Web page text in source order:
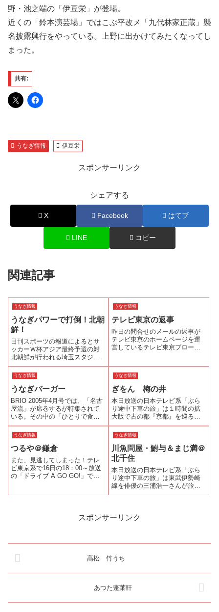
野・池之端の「伊豆栄」が登場。
近くの「鈴本演芸場」ではこぶ平改メ「九代林家正蔵」襲
名披露興行をやっている。上野に出かけてみたくなってし
まった。
共有:
うなぎ情報 伊豆栄
スポンサーリンク
シェアする
X Facebook はてブ
LINE コピー
関連記事
うなぎ情報
うなぎパワーで打倒！北朝
鮮！
日刊スポーツの報道によるとサ
ッカーＷ杯アジア最終予選の対
北朝鮮が行われる埼玉スタジア
ムの地元浦和近郊は、江戸時代
からうなぎが名物として知られ
ている。 「浦和のうなぎを育
てる会」では試合当日にうなぎ
を日本代表と日本協会へ差し入
れることを決定し...
うなぎ情報
テレビ東京の返事
昨日の問合せのメールの返事が
テレビ東京のホームページを運
営しているテレビ東京ブロード
話は053-522-0063だそうです。
「いい旅・夢気分」のHPも修正
され...
うなぎ情報
うなぎバーガー
BRIO 2005年4月号では、「名古
屋流」が席巻するが特集されて
いる。その中の「ひとりで食べ
る名古屋」では”うなぎバーガ
ー”が紹介されていた。
うなぎ情報
ぎをん 梅の井
本日放送の日本テレビ系「ぶら
り途中下車の旅」は１時間の拡
大版で古の都『京都』を巡る旅
でした。旅の最後を締めくくる
お店と選ばれたのが「ぎをん
梅の井」です。初代の方が、鰻
なら東京だと東京で修行したの
で背開きで白焼きにして蒸しを
入れる関東風の蒲...
うなぎ情報
つるや＠鎌倉
また、見逃してしまった！テレ
ビ東京系で16日の18：00～放送
の「ドライブ A GO GO!」では
い。ご覧になった方、コメント
うなぎ情報
川魚問屋・鮒与＆まじ満＠
北千住
本日放送の日本テレビ系「ぶら
り途中下車の旅」は東武伊勢崎
線を俳優の三浦浩一さんが旅を
しました。北千住での途中下車
そこで紹介してもらった「まじ
スポンサーリンク
高松 竹うち
あつた蓬莱軒